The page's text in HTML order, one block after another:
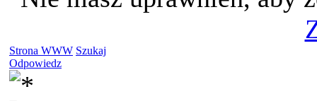
Strona WWW Szukaj
Odpowiedz